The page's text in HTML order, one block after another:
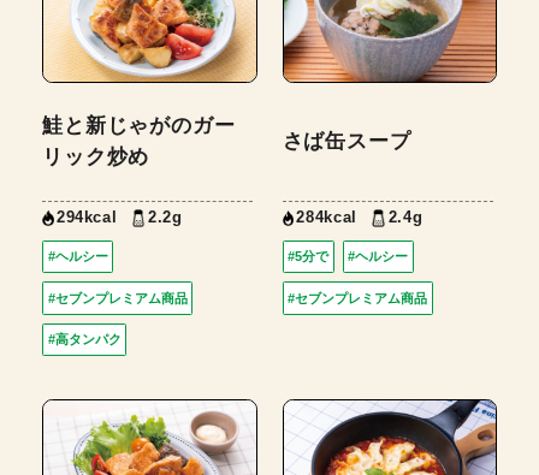
鮭と新じゃがのガー
リック炒め
294kcal 2.2g
#ヘルシー
#セブンプレミアム商品
#高タンパク
さば缶スープ
284kcal 2.4g
#5分で #ヘルシー
#セブンプレミアム商品